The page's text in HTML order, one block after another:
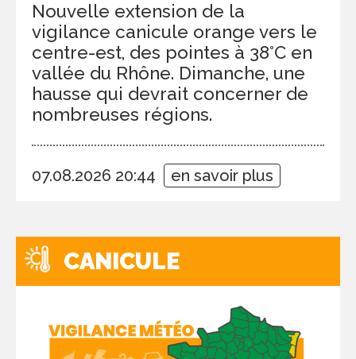
Nouvelle extension de la
vigilance canicule orange vers le
centre-est, des pointes à 38°C en
vallée du Rhône. Dimanche, une
hausse qui devrait concerner de
nombreuses régions.
07.08.2026 20:44 en savoir plus
CANICULE